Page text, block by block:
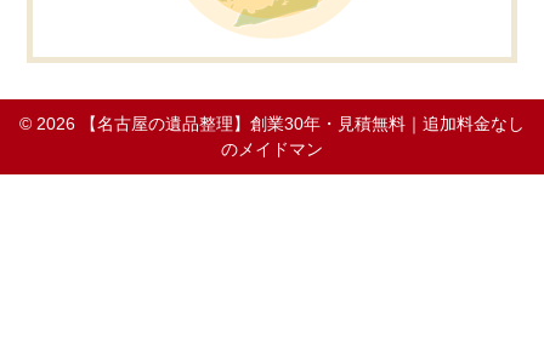
© 2026
【名古屋の遺品整理】創業30年・見積無料｜追加料金なし
のメイドマン